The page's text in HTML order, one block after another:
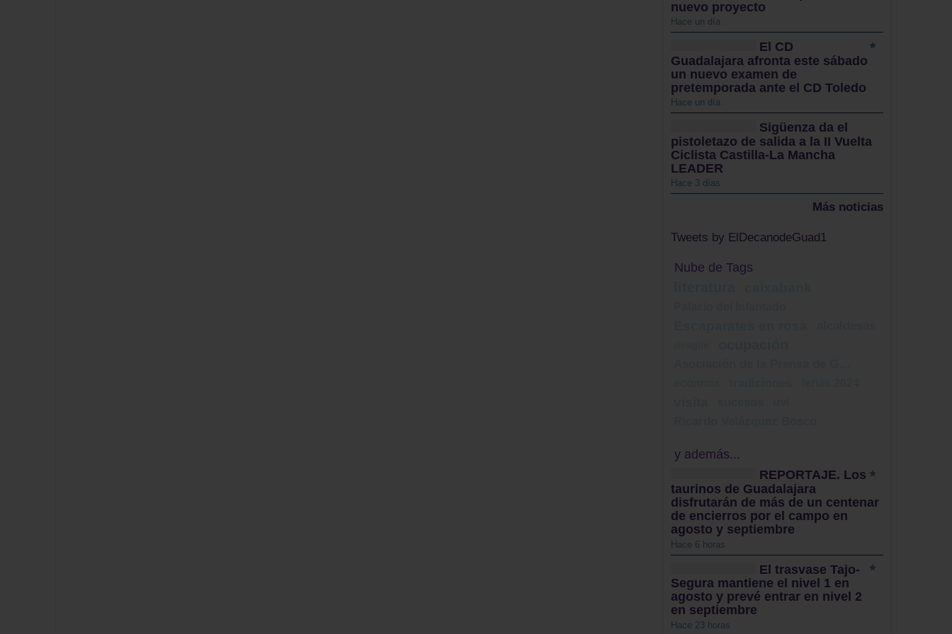
nuevo proyecto
Hace un día
El CD
Guadalajara afronta este sábado
un nuevo examen de
pretemporada ante el CD Toledo
Hace un día
Sigüenza da el
pistoletazo de salida a la II Vuelta
Ciclista Castilla-La Mancha
LEADER
Hace 3 días
Más noticias
Tweets by ElDecanodeGuad1
Nube de Tags
y además...
REPORTAJE. Los
taurinos de Guadalajara
disfrutarán de más de un centenar
de encierros por el campo en
agosto y septiembre
Hace 6 horas
El trasvase Tajo-
Segura mantiene el nivel 1 en
agosto y prevé entrar en nivel 2
en septiembre
Hace 23 horas